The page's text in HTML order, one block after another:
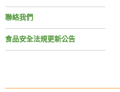
聯絡我們
食品安全法規更新公告